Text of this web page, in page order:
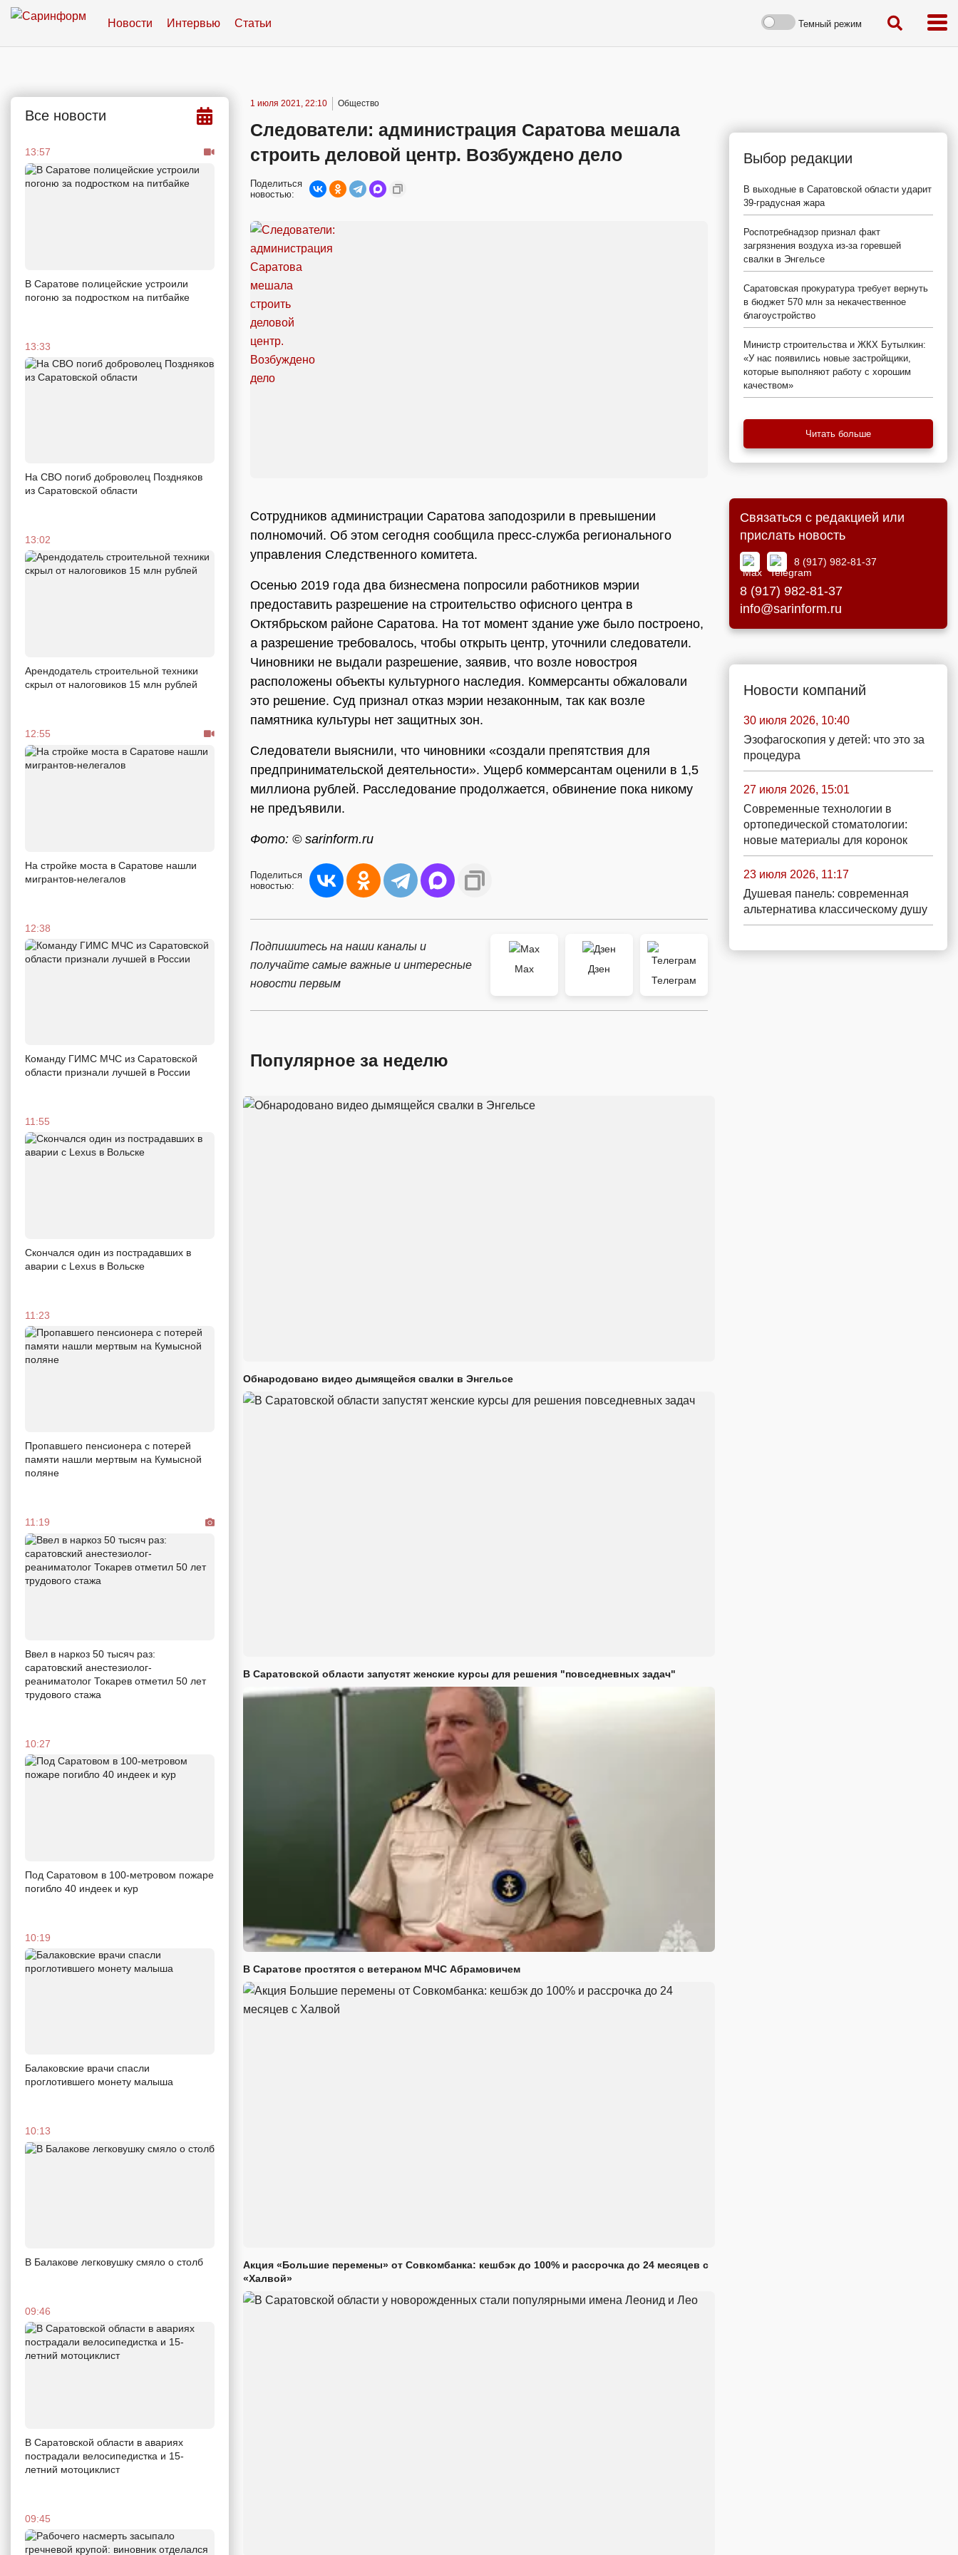
Новости Интервью Статьи Темный режим
Все новости
13:57
В Саратове полицейские устроили
погоню за подростком на питбайке
13:33
На СВО погиб доброволец Поздняков
из Саратовской области
13:02
Арендодатель строительной техники
скрыл от налоговиков 15 млн рублей
12:55
На стройке моста в Саратове нашли
мигрантов-нелегалов
12:38
Команду ГИМС МЧС из Саратовской
области признали лучшей в России
11:55
Скончался один из пострадавших в
аварии c Lexus в Вольске
11:23
Пропавшего пенсионера с потерей
памяти нашли мертвым на Кумысной
поляне
11:19
Ввел в наркоз 50 тысяч раз:
саратовский анестезиолог-
реаниматолог Токарев отметил 50 лет
трудового стажа
10:27
Под Саратовом в 100-метровом пожаре
погибло 40 индеек и кур
10:19
Балаковские врачи спасли
проглотившего монету малыша
10:13
В Балакове легковушку смяло о столб
09:46
В Саратовской области в авариях
пострадали велосипедистка и 15-
летний мотоциклист
09:45
1 июля 2021, 22:10 Общество
Следователи: администрация Саратова мешала
строить деловой центр. Возбуждено дело
Поделиться
новостью:
Сотрудников администрации Саратова заподозрили в превышении
полномочий. Об этом сегодня сообщила пресс-служба регионального
управления Следственного комитета.
Осенью 2019 года два бизнесмена попросили работников мэрии
предоставить разрешение на строительство офисного центра в
Октябрьском районе Саратова. На тот момент здание уже было построено,
а разрешение требовалось, чтобы открыть центр, уточнили следователи.
Чиновники не выдали разрешение, заявив, что возле новостроя
расположены объекты культурного наследия. Коммерсанты обжаловали
это решение. Суд признал отказ мэрии незаконным, так как возле
памятника культуры нет защитных зон.
Следователи выяснили, что чиновники «создали препятствия для
предпринимательской деятельности». Ущерб коммерсантам оценили в 1,5
миллиона рублей. Расследование продолжается, обвинение пока никому
не предъявили.
Фото: © sarinform.ru
Поделиться
новостью:
Подпишитесь на наши каналы и
получайте самые важные и интересные
новости первым
Max
Дзен
Телеграм
Популярное за неделю
Обнародовано видео дымящейся свалки в Энгельсе
В Саратовской области запустят женские курсы для решения "повседневных задач"
В Саратове простятся с ветераном МЧС Абрамовичем
Акция «Большие перемены» от Совкомбанка: кешбэк до 100% и рассрочка до 24 месяцев с
«Халвой»
Выбор редакции
В выходные в Саратовской области ударит
39-градусная жара
Роспотребнадзор признал факт
загрязнения воздуха из-за горевшей
свалки в Энгельсе
Саратовская прокуратура требует вернуть
в бюджет 570 млн за некачественное
благоустройство
Министр строительства и ЖКХ Бутылкин:
«У нас появились новые застройщики,
которые выполняют работу с хорошим
качеством»
Читать больше
Связаться с редакцией или
прислать новость
8 (917) 982-81-37
8 (917) 982-81-37
info@sarinform.ru
Новости компаний
30 июля 2026, 10:40
Эзофагоскопия у детей: что это за
процедура
27 июля 2026, 15:01
Современные технологии в
ортопедической стоматологии:
новые материалы для коронок
23 июля 2026, 11:17
Душевая панель: современная
альтернатива классическому душу